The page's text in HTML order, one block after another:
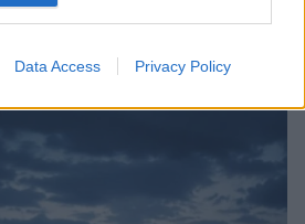
Data Access Privacy Policy